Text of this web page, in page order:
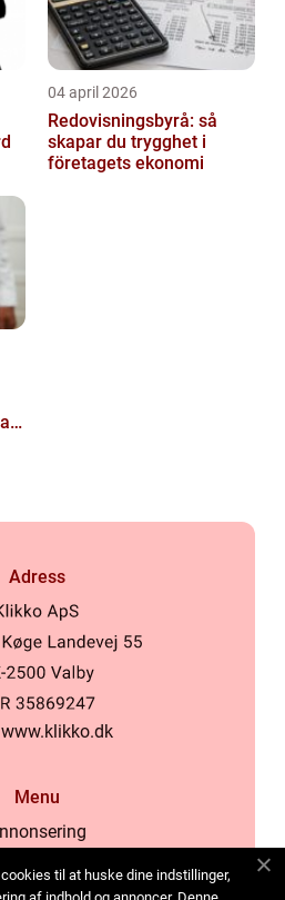
04 april 2026
Redovisningsbyrå: så
skapar du trygghet i
företagets ekonomi
Adress
www.klikko.dk
Menu
Cookies
til at huske dine indstillinger,